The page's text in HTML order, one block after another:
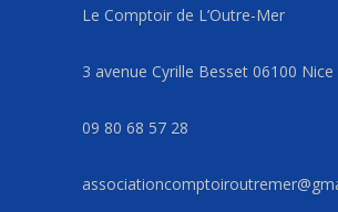
Le Comptoir de L’Outre-Mer
3 avenue Cyrille Besset 06100 Nice
09 80 68 57 28